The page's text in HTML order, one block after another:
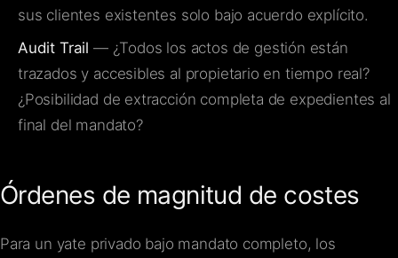
sus clientes existentes solo bajo acuerdo explícito.
Audit Trail — ¿Todos los actos de gestión están
trazados y accesibles al propietario en tiempo real?
¿Posibilidad de extracción completa de expedientes al
final del mandato?
Órdenes de magnitud de costes
Para un yate privado bajo mandato completo, los